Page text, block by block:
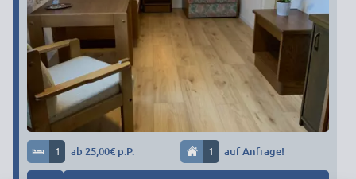
1 ab 25,00€ p.P. 1 auf Anfrage!